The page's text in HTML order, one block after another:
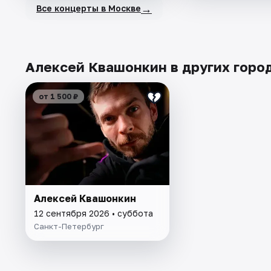
Все концерты в Москве →
Алексей Квашонкин в других
от 1 500 ₽
Алексей Квашонкин
12 сентября 2026 • суббота
Санкт-Петербург